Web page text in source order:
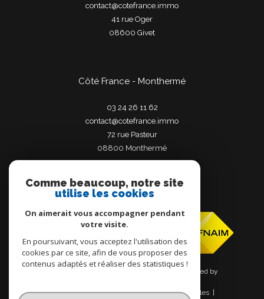
contact@cotefrance.immo
41 rue Oger
08600
givet
Côté France - Monthermé
03 24 26 11 62
contact@cotefrance.immo
72 rue Pasteur
08800
monthermé
Adhérents
© 2026 | Tous droits réservés | Traduction powered by
Nos honoraires
Plan du site Mentions légales
Comme beaucoup, notre site
utilise les cookies
On aimerait vous accompagner pendant
votre visite.
En poursuivant, vous acceptez l'utilisation des
cookies par ce site, afin de vous proposer des
contenus adaptés et réaliser des statistiques !